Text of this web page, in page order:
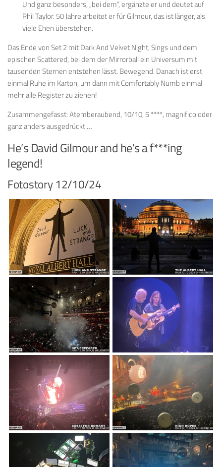
Und ganz besonders, „bei dem“, ergänzte er und deutet auf
Phil Taylor. 50 Jahre arbeitet er für Gilmour, das ist länger, als
viele Ehen überstehen.
Das Ende von Set 2 mit Dark And Velvet Night, Sings und dem
epischen Scattered, bei dem der Mirrorball ein Universum mit
tausenden Sternen entstehen lässt. Bewegend. Danach ist erst
einmal Ruhe im Karton, um dann mit Comfortably Numb einmal
mehr alle Register zu ziehen!
Zusammengefasst: Atemberaubend, 10/10, 5 ****, magnifico oder
ganz anders ausgedrückt …
He’s David Gilmour and he’s a f***ing
legend!
Fotostory 12/10/24